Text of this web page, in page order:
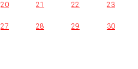
20 21 22 23
27 28 29 30